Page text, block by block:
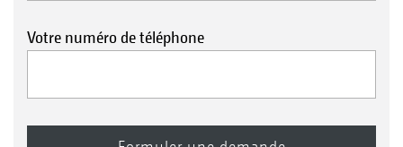
Votre numéro de téléphone